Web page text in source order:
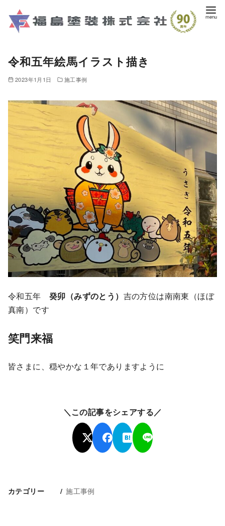
令和五年絵馬イラスト描き
2023年1月1日 施工事例
令和五年 癸卯（みずのとう） 吉の方位は南南東（ほぼ
真南）です
笑門来福
皆さまに、穏やかな１年でありますように
＼この記事をシェアする／
カテゴリー 施工事例